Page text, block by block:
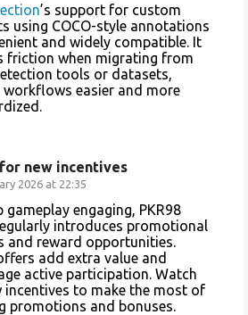
’s support for custom
using COCO-style annotations
and widely compatible. It
friction when migrating from
tools or datasets,
workflows easier and more
new incentives
2026 at 22:35
gameplay engaging, PKR98
introduces promotional
and reward opportunities.
add extra value and
active participation. Watch
incentives to make the most of
promotions and bonuses.